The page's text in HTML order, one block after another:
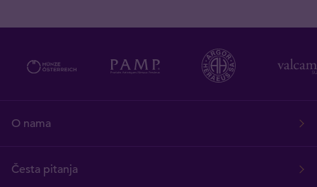
O nama
Česta pitanja